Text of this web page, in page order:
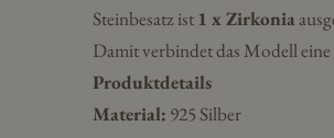
Steinbesatz ist 1 x Zirkonia
Damit verbindet das Modell
Produktdetails
Material: 925 Silber